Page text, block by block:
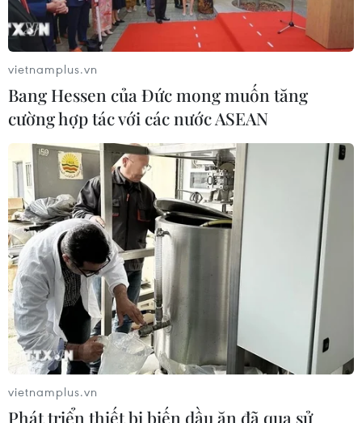
Nhật Bản: Chính quyền thành phố Tokyo
ứng dụng ChatGPT vào công việc
Thống đốc Tokyo tin rằng ChatGPT có khả năng thay đổi
đáng kể cách quản lý hành chính công và chính quyền
có thể quản lý thành phố tốt hơn bằng cách đánh giá
các khía cạnh tích cực và tiêu cực của AI.
vietnamplus.vn
Bang Hessen của Đức mong muốn tăng
cường hợp tác với các nước ASEAN
vietnamplus.vn
Phát triển thiết bị biến dầu ăn đã qua sử